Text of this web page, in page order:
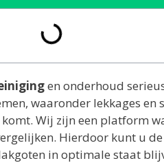
en onderhoud
waaronder lekkages en
Wij zijn een platform
Hierdoor kunt u
in optimale staat